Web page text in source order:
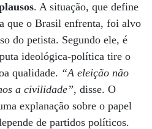
. A situação, que define
que o Brasil enfrenta, foi alvo
do petista. Segundo ele, é
ideológica-política tire o
qualidade. “A eleição não
a civilidade”, disse. O
explanação sobre o papel
de partidos políticos.